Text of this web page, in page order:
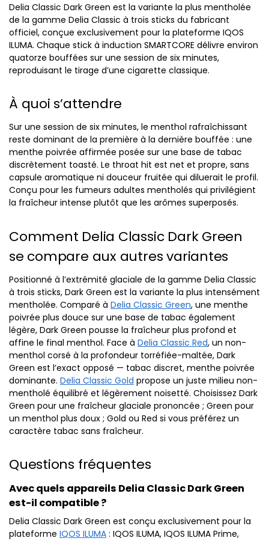
Delia Classic Dark Green est la variante la plus mentholée
de la gamme Delia Classic à trois sticks du fabricant
officiel, conçue exclusivement pour la plateforme IQOS
ILUMA. Chaque stick à induction SMARTCORE délivre environ
quatorze bouffées sur une session de six minutes,
reproduisant le tirage d’une cigarette classique.
À quoi s’attendre
Sur une session de six minutes, le menthol rafraîchissant
reste dominant de la première à la dernière bouffée : une
menthe poivrée affirmée posée sur une base de tabac
discrètement toasté. Le throat hit est net et propre, sans
capsule aromatique ni douceur fruitée qui diluerait le profil.
Conçu pour les fumeurs adultes mentholés qui privilégient
la fraîcheur intense plutôt que les arômes superposés.
Comment Delia Classic Dark Green
se compare aux autres variantes
Positionné à l’extrémité glaciale de la gamme Delia Classic
à trois sticks, Dark Green est la variante la plus intensément
mentholée. Comparé à Delia Classic Green, une menthe
poivrée plus douce sur une base de tabac également
légère, Dark Green pousse la fraîcheur plus profond et
affine le final menthol. Face à Delia Classic Red, un non-
menthol corsé à la profondeur torréfiée-maltée, Dark
Green est l’exact opposé — tabac discret, menthe poivrée
dominante. Delia Classic Gold propose un juste milieu non-
mentholé équilibré et légèrement noisetté. Choisissez Dark
Green pour une fraîcheur glaciale prononcée ; Green pour
un menthol plus doux ; Gold ou Red si vous préférez un
caractère tabac sans fraîcheur.
Questions fréquentes
Avec quels appareils Delia Classic Dark Green
est-il compatible ?
Delia Classic Dark Green est conçu exclusivement pour la
plateforme IQOS ILUMA : IQOS ILUMA, IQOS ILUMA Prime,